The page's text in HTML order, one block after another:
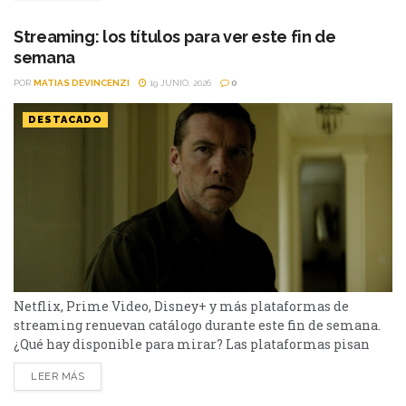
pendientes o pensabas volver a verlas,...
Streaming: los títulos para ver este fin de
semana
POR MATIAS DEVINCENZI 19 JUNIO, 2026 0
DESTACADO
Netflix, Prime Video, Disney+ y más plataformas de
streaming renuevan catálogo durante este fin de semana.
¿Qué hay disponible para mirar? Las plataformas pisan
fuerte con una batería de lanzamientos que combinan
producciones locales y adaptaciones ambiciosas.
LEER MÁS